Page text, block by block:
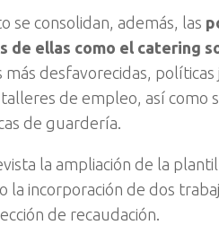
se consolidan, además, las
de ellas como el catering
más desfavorecidas,
de empleo, así como
de guardería.
la ampliación de la
la incorporación de dos
de recaudación.